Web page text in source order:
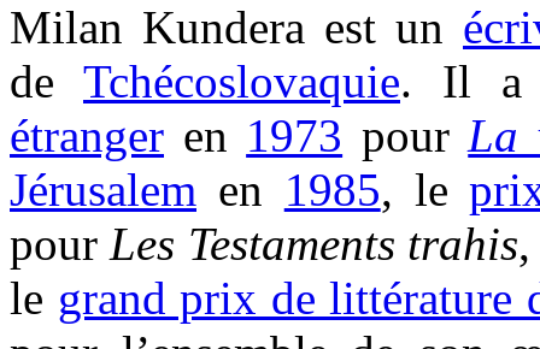
Milan Kundera est un
de Tchécoslovaquie. Il a
étranger en 1973 pourLa
Jérusalem en 1985, le
pourLes Testaments trahis
le grand prix de littérature